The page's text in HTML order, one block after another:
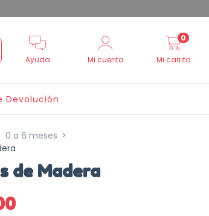
Ayuda Mi cuenta Mi carrito
0
Devolución
0 a 6 meses >
de Madera